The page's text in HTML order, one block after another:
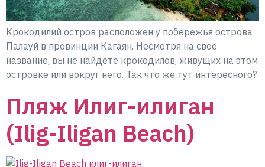
Крокодилий остров расположен у побережья острова
Палауй в провинции Кагаян. Несмотря на свое
название, вы не найдете крокодилов, живущих на этом
островке или вокруг него. Так что же тут интересного?
Пляж Илиг-илиган
(Ilig-Iligan Beach)